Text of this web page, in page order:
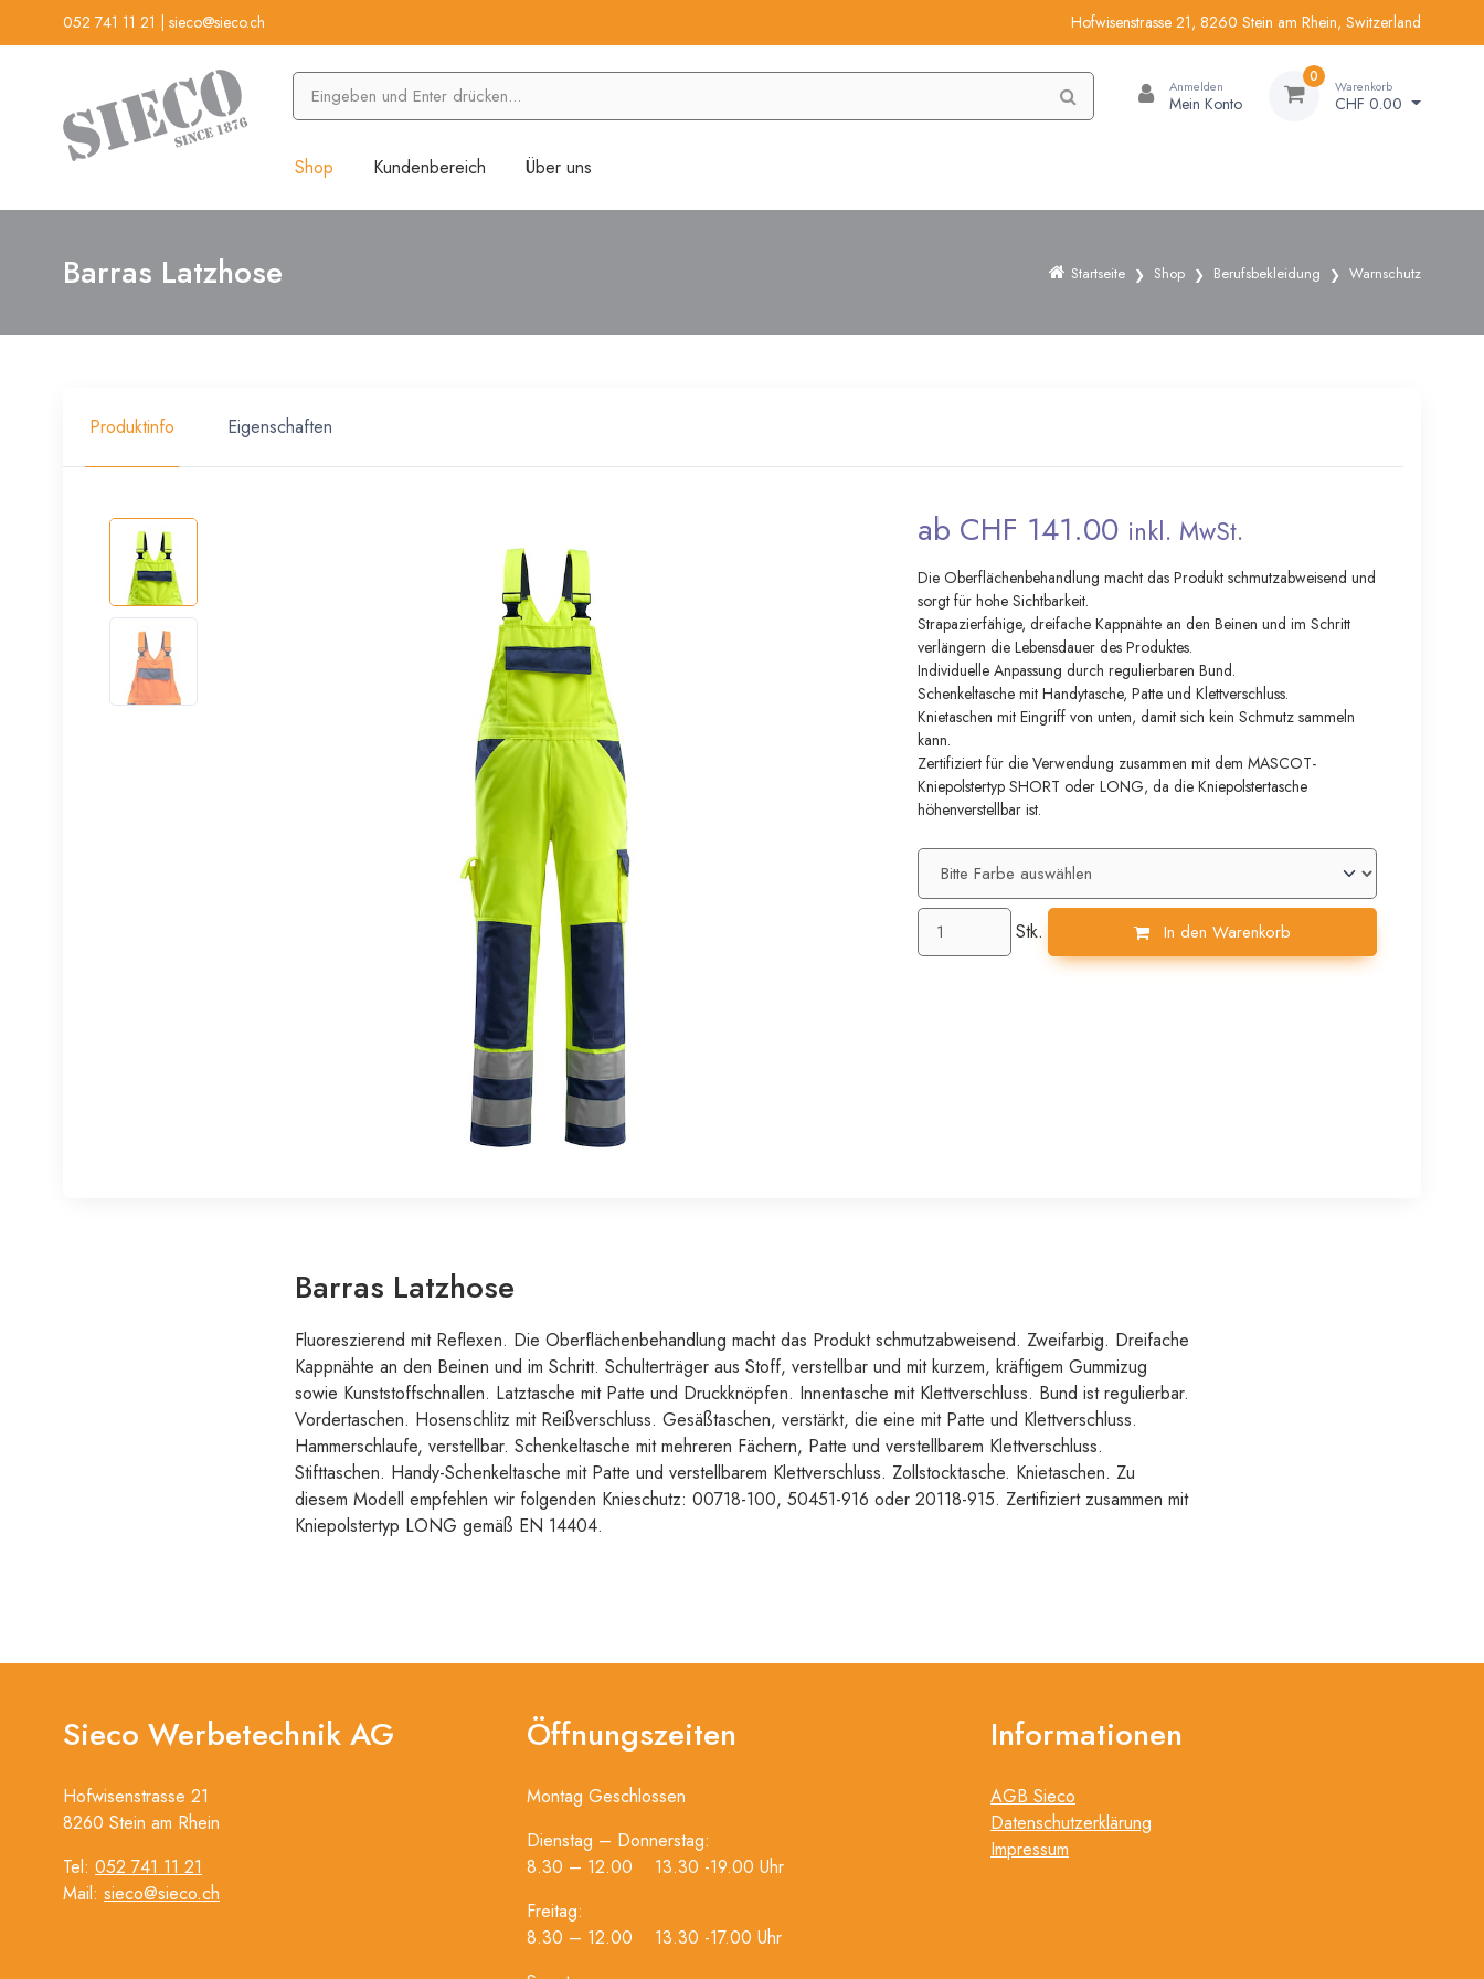
052 741 11 21 sieco@sieco.ch Hofwisenstrasse 21, 8260 Stein am Rhein, Switzerland
Anmelden
Mein Konto
0 Warenkorb
CHF 0.00
Shop Kundenbereich Über uns
Startseite Shop Berufsbekleidung Warnschutz
Barras Latzhose
Produktinfo Eigenschaften
ab CHF 141.00 inkl. MwSt.
Die Oberflächenbehandlung macht das Produkt schmutzabweisend und
sorgt für hohe Sichtbarkeit.
Strapazierfähige, dreifache Kappnähte an den Beinen und im Schritt
verlängern die Lebensdauer des Produktes.
Individuelle Anpassung durch regulierbaren Bund.
Schenkeltasche mit Handytasche, Patte und Klettverschluss.
Knietaschen mit Eingriff von unten, damit sich kein Schmutz sammeln
kann.
Zertifiziert für die Verwendung zusammen mit dem MASCOT-
Kniepolstertyp SHORT oder LONG, da die Kniepolstertasche
höhenverstellbar ist.
Stk. In den Warenkorb
Barras Latzhose
Fluoreszierend mit Reflexen. Die Oberflächenbehandlung macht das Produkt schmutzabweisend. Zweifarbig. Dreifache
Kappnähte an den Beinen und im Schritt. Schulterträger aus Stoff, verstellbar und mit kurzem, kräftigem Gummizug
sowie Kunststoffschnallen. Latztasche mit Patte und Druckknöpfen. Innentasche mit Klettverschluss. Bund ist regulierbar.
Vordertaschen. Hosenschlitz mit Reißverschluss. Gesäßtaschen, verstärkt, die eine mit Patte und Klettverschluss.
Hammerschlaufe, verstellbar. Schenkeltasche mit mehreren Fächern, Patte und verstellbarem Klettverschluss.
Stifttaschen. Handy-Schenkeltasche mit Patte und verstellbarem Klettverschluss. Zollstocktasche. Knietaschen. Zu
diesem Modell empfehlen wir folgenden Knieschutz: 00718-100, 50451-916 oder 20118-915. Zertifiziert zusammen mit
Kniepolstertyp LONG gemäß EN 14404.
Sieco Werbetechnik AG
Hofwisenstrasse 21
8260 Stein am Rhein
Tel: 052 741 11 21
Mail: sieco@sieco.ch
Öffnungszeiten
Montag Geschlossen
Dienstag – Donnerstag:
8.30 – 12.00 13.30 -19.00 Uhr
Freitag:
8.30 – 12.00 13.30 -17.00 Uhr
Informationen
AGB Sieco
Datenschutzerklärung
Impressum